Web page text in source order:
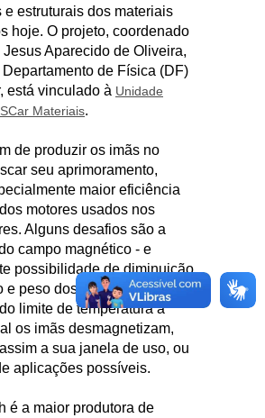
e estruturais dos materiais
hoje. O projeto, coordenado
Jesus Aparecido de Oliveira,
de Física (DF)
está vinculado à Unidade
Materiais.
de produzir os imãs no
seu aprimoramento,
maior eficiência
motores usados nos
Alguns desafios são a
campo magnético - e
possibilidade de diminuição
e peso dos compressores - e
limite de temperatura a
os imãs desmagnetizam,
a sua janela de uso, ou
aplicações possíveis.
é a maior produtora de